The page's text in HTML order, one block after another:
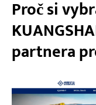
Proč si
partnera